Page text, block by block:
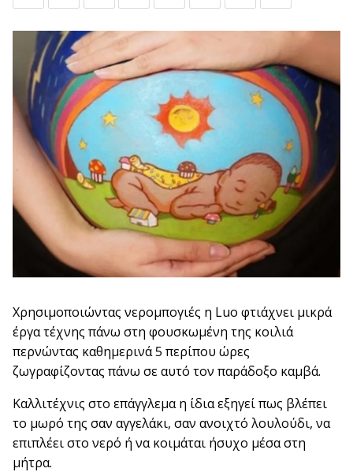
Χρησιμοποιώντας νερομπογιές η Luo φτιάχνει μικρά
έργα τέχνης πάνω στη φουσκωμένη της κοιλιά
περνώντας καθημερινά 5 περίπου ώρες
ζωγραφίζοντας πάνω σε αυτό τον παράδοξο καμβά.
Καλλιτέχνις στο επάγγλεμα η ίδια εξηγεί πως βλέπει
το μωρό της σαν αγγελάκι, σαν ανοιχτό λουλούδι, να
επιπλέει στο νερό ή να κοιμάται ήσυχο μέσα στη
μήτρα.